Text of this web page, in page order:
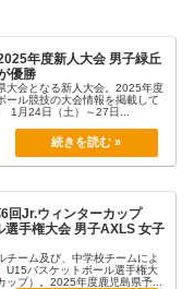
年度新人大会 男子緑丘
優勝
大会となる新人大会。2025年度
ール競技の大会情報を掲載して
1月24日（土）～27日...
回Jr.ウィンターカップ
選手権大会 男子AXLS 女子
チーム及び、中学校チームによ
U15バスケットボール選手権大
ップ）。2025年度鹿児島県予...